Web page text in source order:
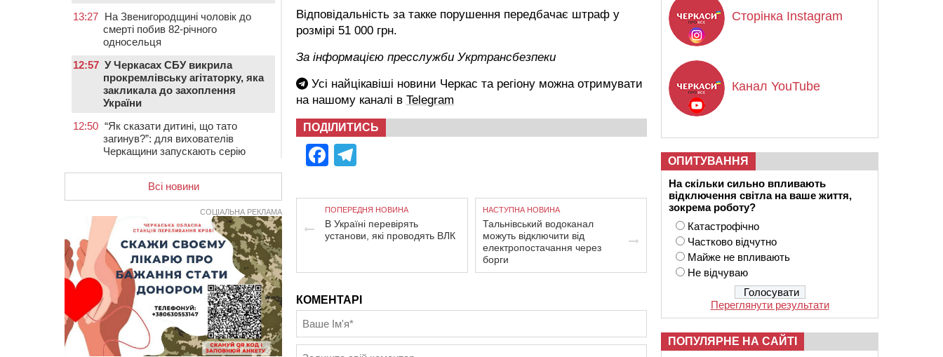
Відповідальність за такке порушення передбачає штраф у
розмірі 51 000 грн.
За інформацією пресслужби Укртрансбезпеки
Усі найцікавіші новини Черкас та регіону можна отримувати
на нашому каналі в Telegram
ПОДІЛИТИСЬ
Facebook
ПОПЕРЕДНЯ НОВИНА
В Україні перевірять
установи, які проводять ВЛК
НАСТУПНА НОВИНА
Тальнівський водоканал
можуть відключити від
електропостачання через
борги
КОМЕНТАРІ
13:27 На Звенигородщині чоловік до
смерті побив 82-річного
односельця
12:57 У Черкасах СБУ викрила
прокремлівську агітаторку, яка
закликала до захоплення
України
12:50 “Як сказати дитині, що тато
загинув?”: для вихователів
Черкащини запускають серію
На Золотоніщині вже десяту
добу гасять пожежу торфу
11:35
Від 80 гривень за кілограм: в
Україні прогнозують стрибок цін на
гречку
10:56
Захисника зі Звенигородщини,
який обороняв Авдіївку,
нагородили “Комбатантським
хрестом”
10:10
На Черкащині п’яний мотоцикліст
зіткнувся з мопедом: двоє людей у
лікарні
Всі новини
СОЦІАЛЬНА РЕКЛАМА
Сторінка Instagram
Канал YouTube
ОПИТУВАННЯ
На скільки сильно впливають
відключення світла на ваше життя,
зокрема роботу?
Катастрофічно
Частково відчутно
Майже не впливають
Не відчуваю
Переглянути результати
ПОПУЛЯРНЕ НА САЙТІ